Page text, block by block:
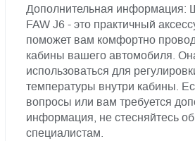
Дополнительная информация:
FAW J6 - это практичный
поможет вам комфортно
кабины вашего автомобиля.
использоваться для
температуры внутри кабины.
вопросы или вам требуется
информация, не стесняйтесь
специалистам.